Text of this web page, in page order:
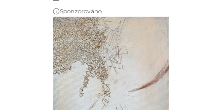
Sponzorováno